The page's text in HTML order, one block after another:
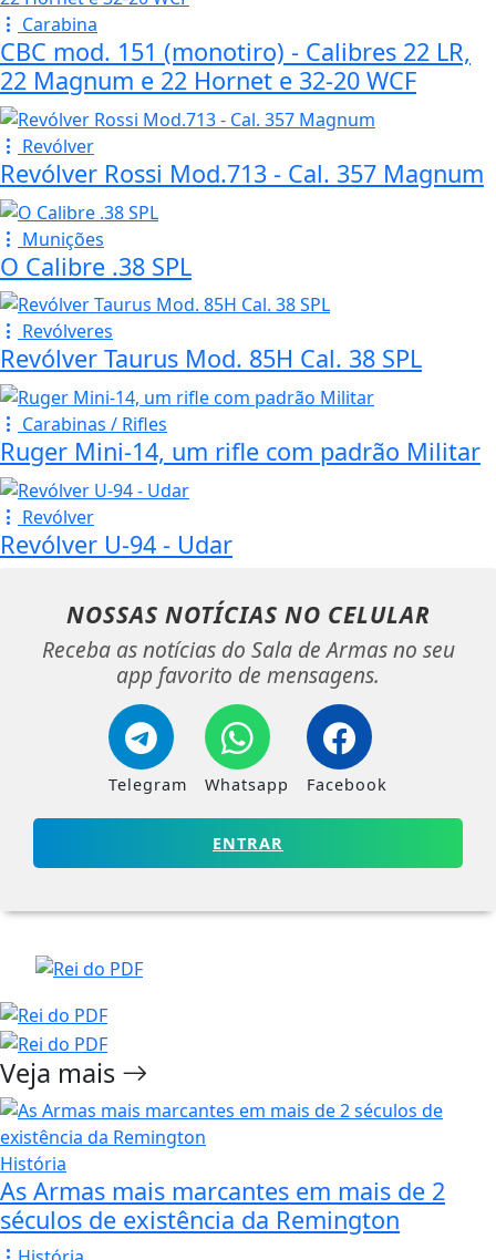
Carabina
CBC mod. 151 (monotiro) - Calibres 22 LR,
22 Magnum e 22 Hornet e 32-20 WCF
Revólver
Revólver Rossi Mod.713 - Cal. 357 Magnum
Munições
O Calibre .38 SPL
Revólveres
Revólver Taurus Mod. 85H Cal. 38 SPL
Carabinas / Rifles
Ruger Mini-14, um rifle com padrão Militar
Revólver
Revólver U-94 - Udar
NOSSAS NOTÍCIAS NO CELULAR
Receba as notícias do Sala de Armas no seu
app favorito de mensagens.
Telegram Whatsapp Facebook
ENTRAR
Veja mais
História
As Armas mais marcantes em mais de 2
séculos de existência da Remington